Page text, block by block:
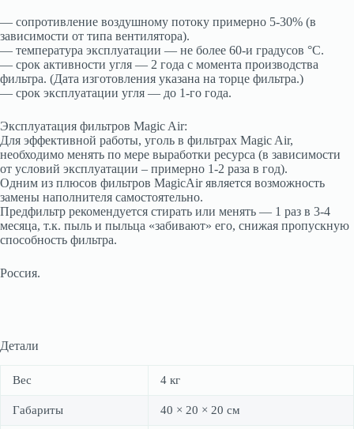
— сопротивление воздушному потоку примерно 5-30% (в
зависимости от типа вентилятора).
— температура эксплуатации — не более 60-и градусов °C.
— срок активности угля — 2 года с момента производства
фильтра. (Дата изготовления указана на торце фильтра.)
— срок эксплуатации угля — до 1-го года.
Эксплуатация фильтров Magic Air:
Для эффективной работы, уголь в фильтрах Magic Air,
необходимо менять по мере выработки ресурса (в зависимости
от условий эксплуатации – примерно 1-2 раза в год).
Одним из плюсов фильтров MagicAir является возможность
замены наполнителя самостоятельно.
Предфильтр рекомендуется стирать или менять — 1 раз в 3-4
месяца, т.к. пыль и пыльца «забивают» его, снижая пропускную
способность фильтра.
Россия.
Детали
Вес 4 кг
Габариты 40 × 20 × 20 см